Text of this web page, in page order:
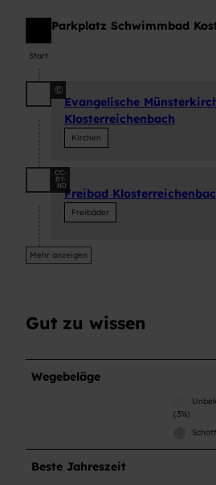
Start
Parkplatz Schwimmbad
©
Evangelische
Klosterreichenbach
Kirchen
CC-
BY-
NDFreibad
Freibäder
Mehr anzeigen
Gut zu wissen
Wegebeläge
(3%)
Beste Jahreszeit